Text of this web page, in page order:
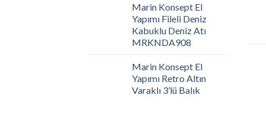
Marin Konsept El
Yapımı Fileli Deniz
Kabuklu Deniz Atı
MRKNDA908
Marin Konsept El
Yapımı Retro Altın
Varaklı 3’lü Balık